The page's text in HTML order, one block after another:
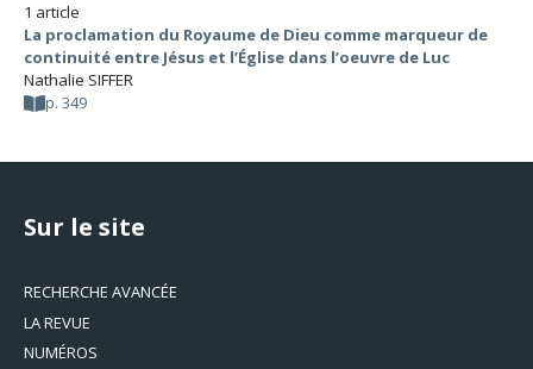
1 article
La proclamation du Royaume de Dieu comme marqueur de
continuité entre Jésus et l’Église dans l’oeuvre de Luc
Nathalie SIFFER
p. 349
Sur le site
RECHERCHE AVANCÉE
LA REVUE
NUMÉROS